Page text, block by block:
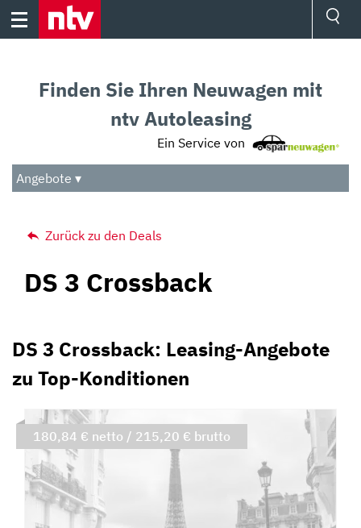
Skip
Audio
Das Beste
Finden Sie Ihren Neuwagen mit
ntv Autoleasing
Ein Service von
Angebote ▾
Zurück zu den Deals
DS 3 Crossback
DS 3 Crossback: Leasing-Angebote
zu Top-Konditionen
180,84 € netto / 215,20 € brutto